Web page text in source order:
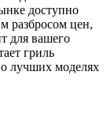
доступно
разбросом цен,
для вашего
гриль
о лучших моделях